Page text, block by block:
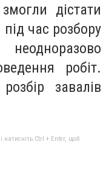
дістати
під час розбору
робіт.
завалів
натисніть Ctrl + Enter, щоб